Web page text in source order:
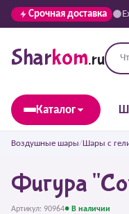
Срочная доставка
Sharkom.ru
Каталог
Воздушные шары/Шары с
Фигура
Артикул: 90964● В наличии